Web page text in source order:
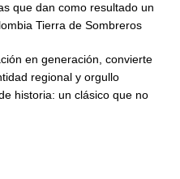
que dan como resultado un
Tierra de Sombreros
en generación, convierte
regional y orgullo
historia: un clásico que no